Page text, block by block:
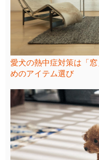
愛犬の熱中症対策は「
めのアイテム選び